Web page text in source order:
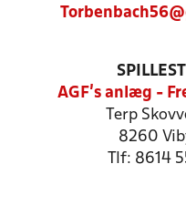
AGF's anlæg -
Terp
8260
Tlf: 8614